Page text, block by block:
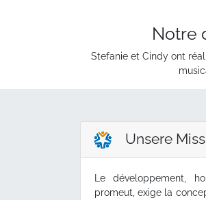
Notre
Stefanie et Cindy ont
Unsere
Le développement,
promeut, exige la